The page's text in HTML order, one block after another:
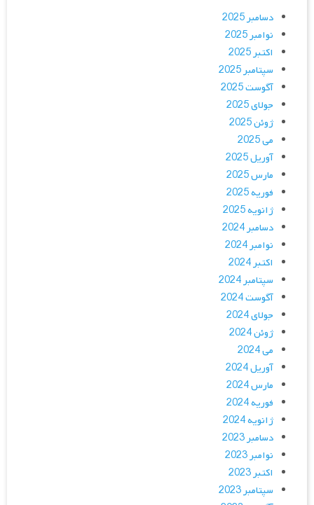
دسامبر 2025
نوامبر 2025
اکتبر 2025
سپتامبر 2025
آگوست 2025
جولای 2025
ژوئن 2025
می 2025
آوریل 2025
مارس 2025
فوریه 2025
ژانویه 2025
دسامبر 2024
نوامبر 2024
اکتبر 2024
سپتامبر 2024
آگوست 2024
جولای 2024
ژوئن 2024
می 2024
آوریل 2024
مارس 2024
فوریه 2024
ژانویه 2024
دسامبر 2023
نوامبر 2023
اکتبر 2023
سپتامبر 2023